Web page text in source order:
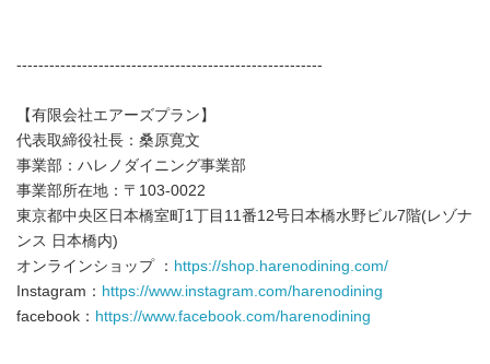
--------------------------------------------------------
【有限会社エアーズプラン】
代表取締役社長：桑原寛文
事業部：ハレノダイニング事業部
事業部所在地：〒103-0022
東京都中央区日本橋室町1丁目11番12号日本橋水野ビル7階(レゾナ
ンス 日本橋内)
オンラインショップ ： https://shop.harenodining.com/
Instagram： https://www.instagram.com/harenodining
facebook： https://www.facebook.com/harenodining